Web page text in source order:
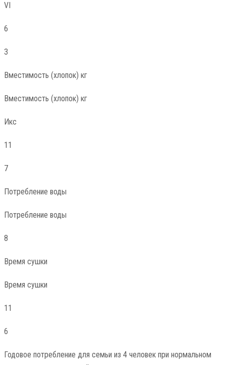
VI
6
3
Вместимость (хлопок) кг
Вместимость (хлопок) кг
Икс
11
7
Потребление воды
Потребление воды
8
Время сушки
Время сушки
11
6
Годовое потребление для семьи из 4 человек при нормальном